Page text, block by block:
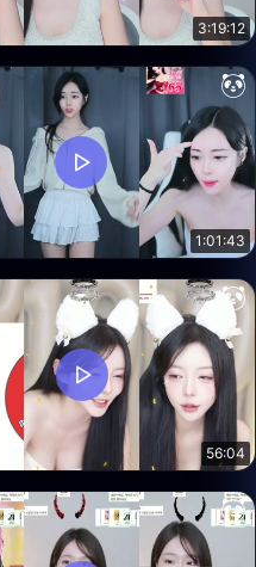
3:19:12
1:01:43
56:04